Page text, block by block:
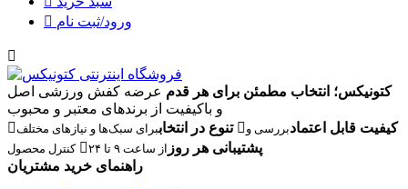
ورود/ثبت نام
کتونیکس؛ انتخاب مطمئن برای هر قدم عرضه کفش ورزشی اصل
و باکیفیت از برندهای معتبر و محبوب
تنوع در انتخاببرای سبک‌ها و نیازهای مختلف کیفیت قابل اعتمادبررسی و
کنترل محصول
پشتیبانی هر روز از ساعت ۹ تا ۲۴
راهنمای خرید مشتریان